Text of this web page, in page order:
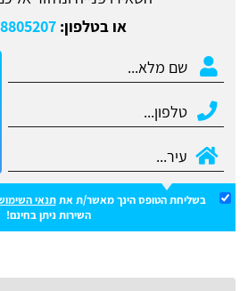
או בטלפון:
בשליחת הטופס הינך מאשר/ת אתתנאי
השירות ניתן בחינם!